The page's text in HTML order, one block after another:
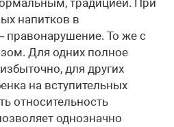
традицией. При
напитков в
правонарушение. То же с
Для одних полное
для других
на вступительных
относительность
однозначно